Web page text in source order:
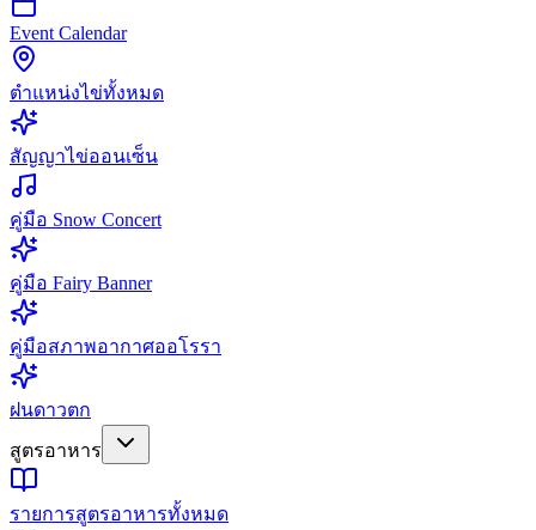
Event Calendar
ตำแหน่งไข่ทั้งหมด
สัญญาไข่ออนเซ็น
คู่มือ Snow Concert
คู่มือ Fairy Banner
คู่มือสภาพอากาศออโรรา
ฝนดาวตก
สูตรอาหาร
รายการสูตรอาหารทั้งหมด